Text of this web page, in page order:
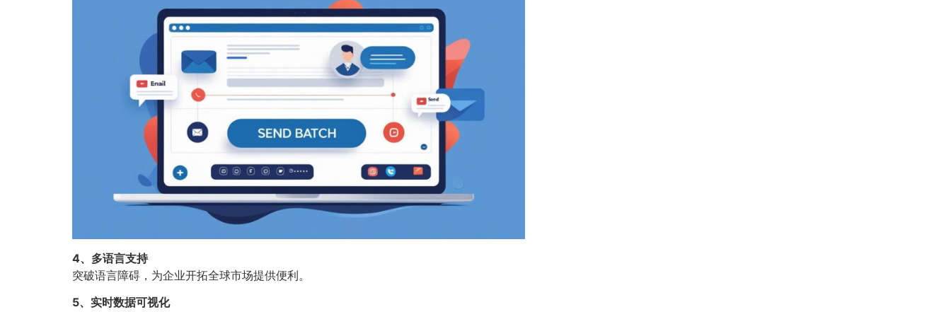
4、多语言支持
突破语言障碍，为企业开拓全球市场提供便利。
5、实时数据可视化